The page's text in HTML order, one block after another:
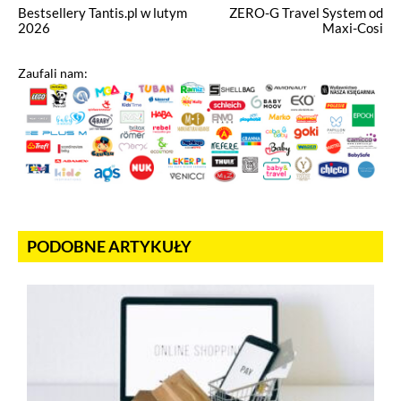
Bestsellery Tantis.pl w lutym
2026
ZERO-G Travel System od
Maxi-Cosi
Zaufali nam:
PODOBNE ARTYKUŁY